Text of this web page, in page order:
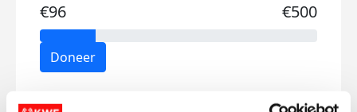
€96 €500
Doneer